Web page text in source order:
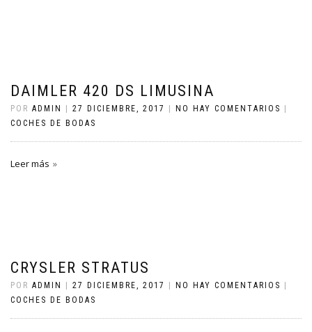
DAIMLER 420 DS LIMUSINA
POR ADMIN 27 DICIEMBRE, 2017 NO HAY COMENTARIOS
COCHES DE BODAS
Leer más
CRYSLER STRATUS
POR ADMIN 27 DICIEMBRE, 2017 NO HAY COMENTARIOS
COCHES DE BODAS